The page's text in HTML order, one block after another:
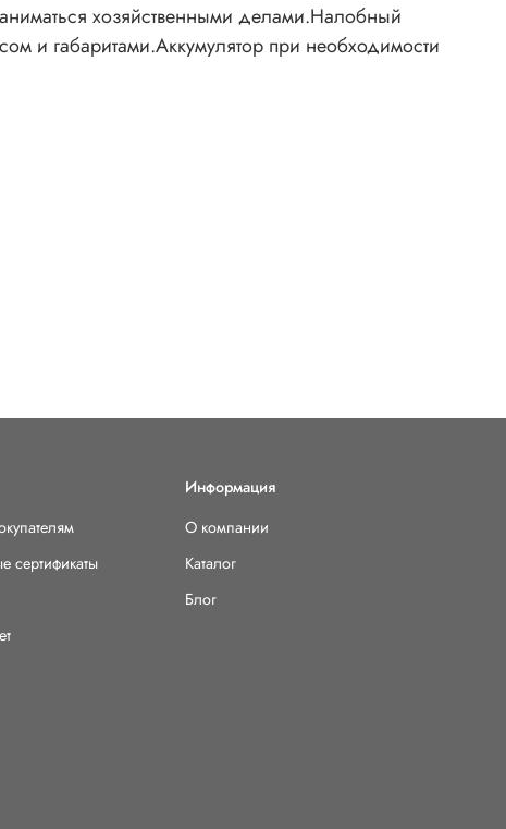
хозяйственными делами.Налобный
и габаритами.Аккумулятор при необходимости
сертификаты
Информация
О компании
Каталог
Блог